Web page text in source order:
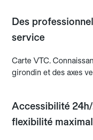
Des
service
Carte VTC.
girondin et des axes
Accessibilité
flexibilité